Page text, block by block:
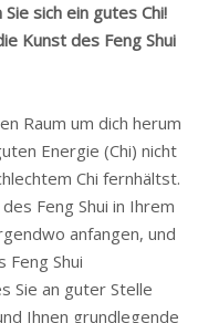
sich ein gutes Chi!
Kunst des Feng Shui
Raum um dich herum
Energie (Chi) nicht
Chi fernhältst.
Feng Shui in Ihrem
anfangen, und
Feng Shui
Sie an guter Stelle
Ihnen grundlegende